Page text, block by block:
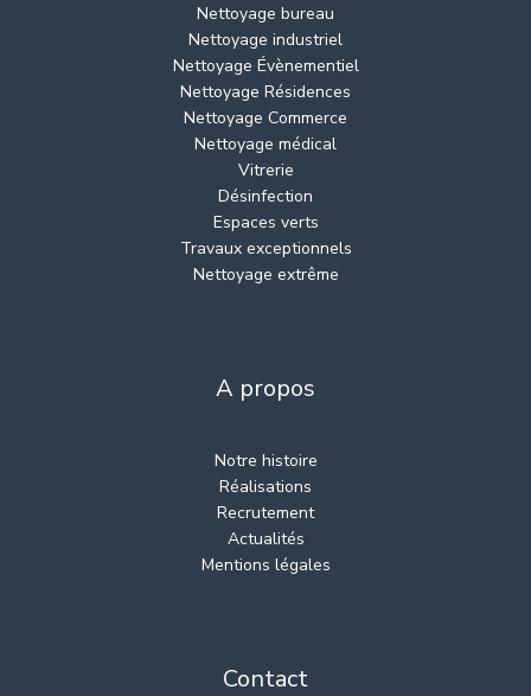
Nettoyage bureau
Nettoyage industriel
Nettoyage Évènementiel
Nettoyage Résidences
Nettoyage Commerce
Nettoyage médical
Vitrerie
Désinfection
Espaces verts
Travaux exceptionnels
Nettoyage extrême
A propos
Notre histoire
Réalisations
Recrutement
Actualités
Mentions légales
Contact